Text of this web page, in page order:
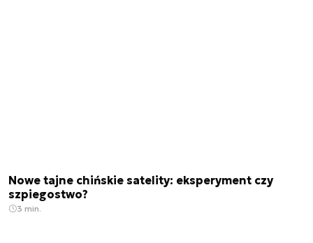
Nowe tajne chińskie satelity: eksperyment czy
szpiegostwo?
3 min.